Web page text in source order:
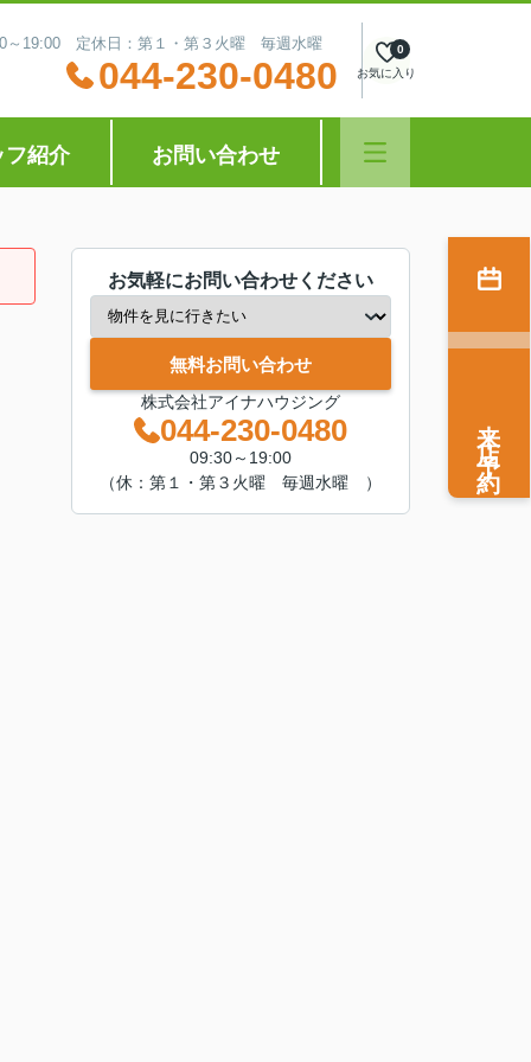
～19:00 定休日：第１・第３火曜 毎週水曜
044-230-0480 お気に入り
0
フ紹介 お問い合わせ
お気軽にお問い合わせください
無料お問い合わせ
株式会社アイナハウジング
044-230-0480
09:30～19:00
（休：第１・第３火曜 毎週水曜 ）
来店予約